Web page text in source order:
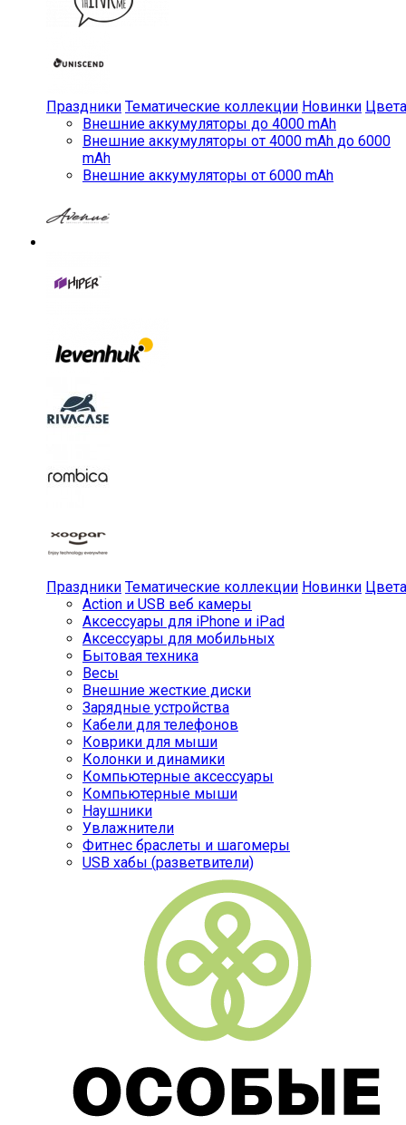
Праздники Тематические коллекции Новинки Цвета
Внешние аккумуляторы до 4000 mAh
Внешние аккумуляторы от 4000 mAh до 6000
mAh
Внешние аккумуляторы от 6000 mAh
Праздники Тематические коллекции Новинки Цвета
Action и USB веб камеры
Аксессуары для iPhone и iPad
Аксессуары для мобильных
Бытовая техника
Весы
Внешние жесткие диски
Зарядные устройства
Кабели для телефонов
Коврики для мыши
Колонки и динамики
Компьютерные аксессуары
Компьютерные мыши
Наушники
Увлажнители
Фитнес браслеты и шагомеры
USB хабы (разветвители)